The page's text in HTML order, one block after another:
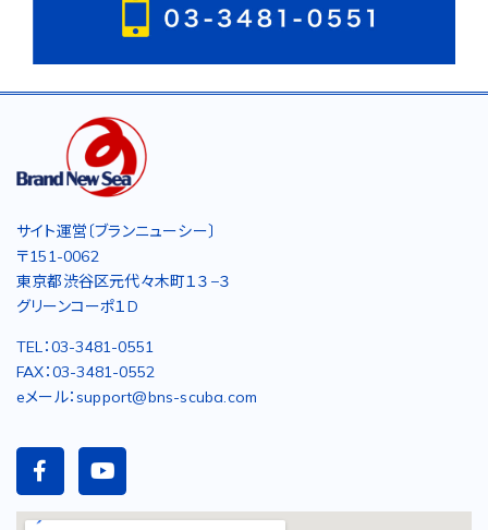
サイト運営〔ブランニューシー〕
〒151-0062
東京都渋谷区元代々木町１３−３
グリーンコーポ１D
TEL：03-3481-0551
FAX：03-3481-0552
eメール：support@bns-scuba.com